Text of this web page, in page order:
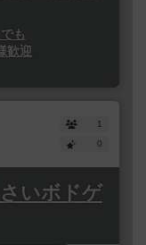
も
歓迎
1
0
いボドゲ